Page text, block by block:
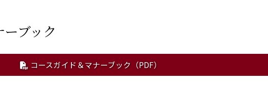
ブック
コースガイド＆マナーブック（PDF）